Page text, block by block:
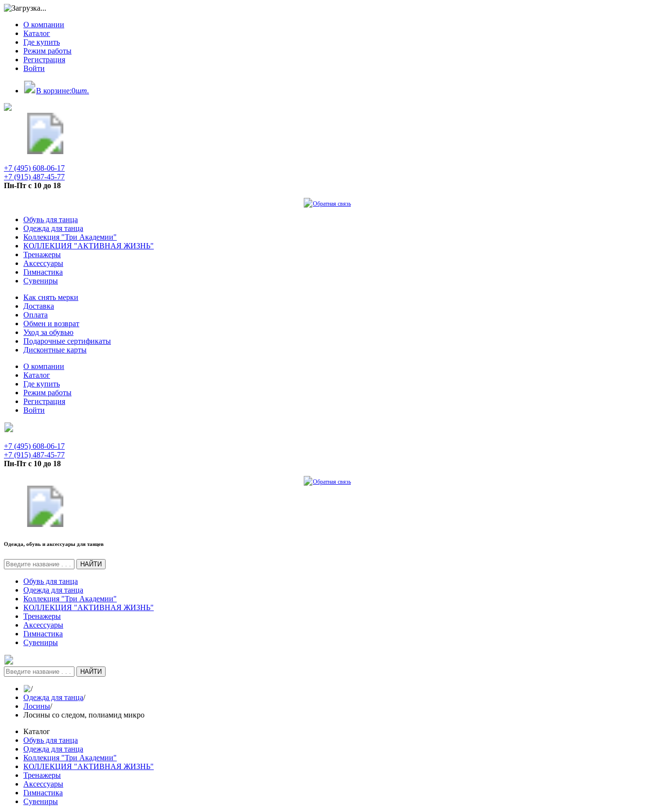
О компании
Каталог
Где купить
Режим работы
Регистрация
Войти
В корзине:0шт.
+7 (495) 608-06-17
+7 (915) 487-45-77
Пн-Пт с 10 до 18
Обратная связь
Обувь для танца
Одежда для танца
Коллекция "Три Академии"
КОЛЛЕКЦИЯ "АКТИВНАЯ ЖИЗНЬ"
Тренажеры
Аксессуары
Гимнастика
Сувениры
Как снять мерки
Доставка
Оплата
Обмен и возврат
Уход за обувью
Подарочные сертификаты
Дисконтные карты
О компании
Каталог
Где купить
Режим работы
Регистрация
Войти
+7 (495) 608-06-17
+7 (915) 487-45-77
Пн-Пт с 10 до 18
Обратная связь
Одежда, обувь и аксессуары для танцев
НАЙТИ
Обувь для танца
Одежда для танца
Коллекция "Три Академии"
КОЛЛЕКЦИЯ "АКТИВНАЯ ЖИЗНЬ"
Тренажеры
Аксессуары
Гимнастика
Сувениры
НАЙТИ
/
Одежда для танца/
Лосины/
Лосины со следом, полиамид микро
Каталог
Обувь для танца
Одежда для танца
Коллекция "Три Академии"
КОЛЛЕКЦИЯ "АКТИВНАЯ ЖИЗНЬ"
Тренажеры
Аксессуары
Гимнастика
Сувениры